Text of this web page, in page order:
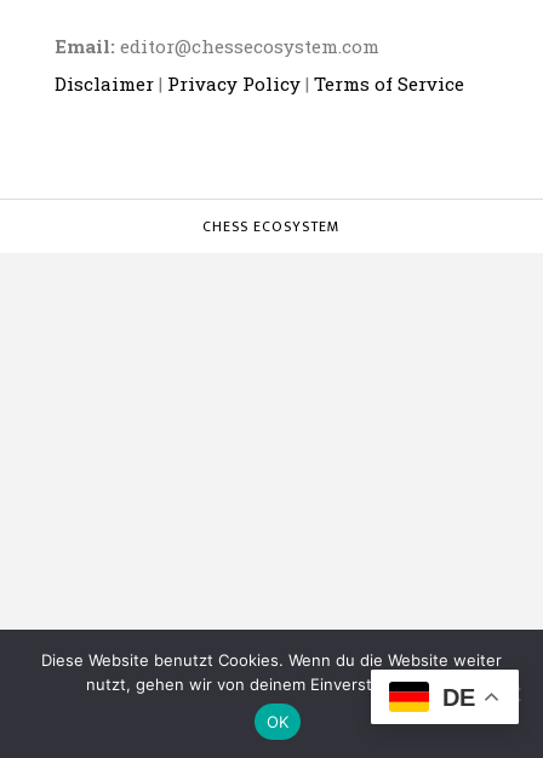
Email: editor@chessecosystem.com
Disclaimer | Privacy Policy | Terms of Service
CHESS ECOSYSTEM
DE
Diese Website benutzt Cookies. Wenn du die Website weiter
nutzt, gehen wir von deinem Einverständnis aus.
OK